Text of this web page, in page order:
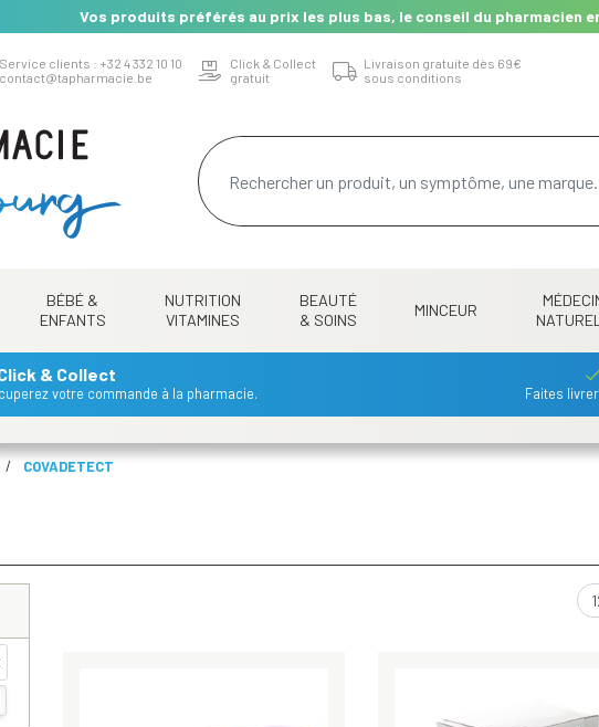
Vos produits préférés au prix les plus bas, le conseil du pharmacien
Service clients : +32 4 332 10 10
contact@tapharmacie.be
Click & Collect
gratuit
Livraison gratuite dès 69€
sous conditions
BÉBÉ &
ENFANTS
NUTRITION
VITAMINES
BEAUTÉ
& SOINS
MINCEUR
& Collect
votre commande à la pharmacie. Faites
COVADETECT